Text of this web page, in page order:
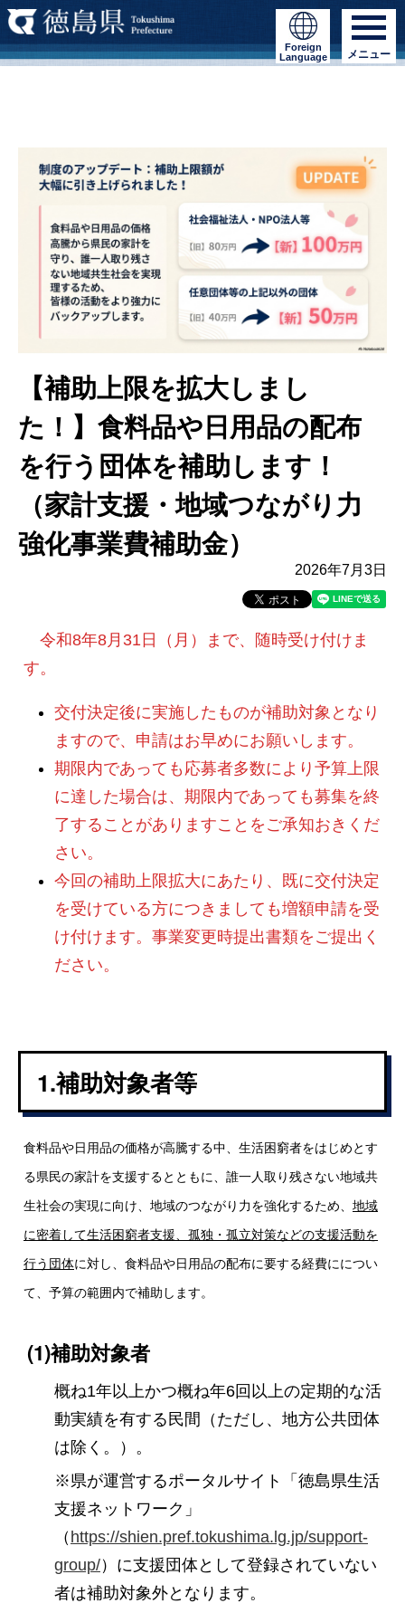
Foreign
Language
メニュー
【補助上限を拡大しまし
た！】食料品や日用品の配布
を行う団体を補助します！
（家計支援・地域つながり力
強化事業費補助金）
2026年7月3日
令和8年8月31日（月）まで、随時受け付けま
す。
交付決定後に実施したものが補助対象となり
ますので、申請はお早めにお願いします。
期限内であっても応募者多数により予算上限
に達した場合は、期限内であっても募集を終
了することがありますことをご承知おきくだ
さい。
今回の補助上限拡大にあたり、既に交付決定
を受けている方につきましても増額申請を受
け付けます。事業変更時提出書類をご提出く
ださい。
1.補助対象者等
食料品や日用品の価格が高騰する中、生活困窮者をはじめとす
る県民の家計を支援するとともに、誰一人取り残さない地域共
生社会の実現に向け、地域のつながり力を強化するため、 地域
に密着して生活困窮者支援、孤独・孤立対策などの支援活動を
行う団体に対し、食料品や日用品の配布に要する経費にについ
て、予算の範囲内で補助します。
(1)補助対象者
概ね1年以上かつ概ね年6回以上の定期的な活
動実績を有する民間（ただし、地方公共団体
は除く。）。
※県が運営するポータルサイト「徳島県生活
支援ネットワーク」
（ https://shien.pref.tokushima.lg.jp/support-
group/）に支援団体として登録されていない
者は補助対象外となります。